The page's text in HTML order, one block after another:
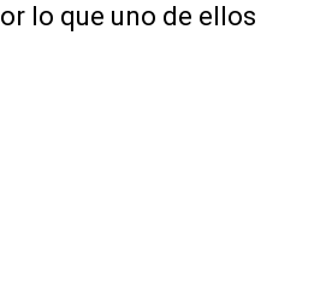
lo que uno de ellos